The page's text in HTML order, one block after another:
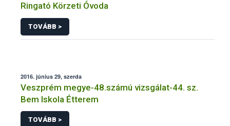
Ringató Körzeti Óvoda
TOVÁBB >
2016. június 29, szerda
Veszprém megye-48.számú vizsgálat-44. sz.
Bem Iskola Étterem
TOVÁBB >